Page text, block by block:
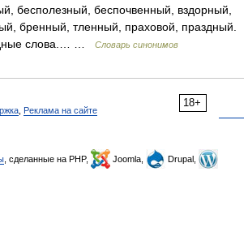
бесполезный, беспочвенный, вздорный,
бренный, тленный, праховой, праздный.
слова.… …
Словарь синонимов
18+
Реклама на сайте
, сделанные на PHP, Joomla,
Drupal,